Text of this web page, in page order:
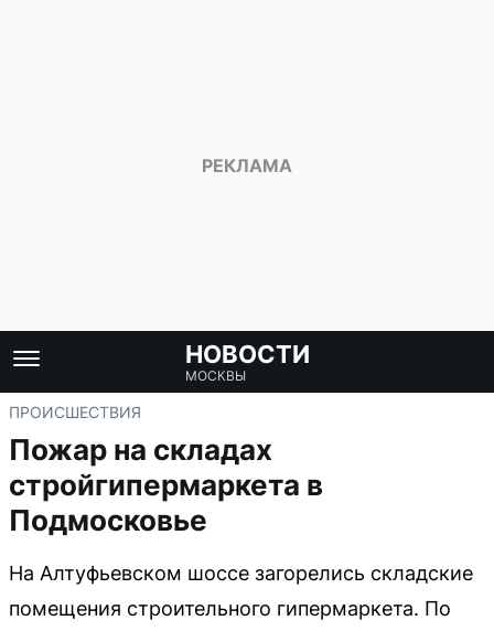
НОВОСТИ
МОСКВЫ
ПРОИСШЕСТВИЯ
Пожар на складах
стройгипермаркета в
Подмосковье
На Алтуфьевском шоссе загорелись складские
помещения строительного гипермаркета. По